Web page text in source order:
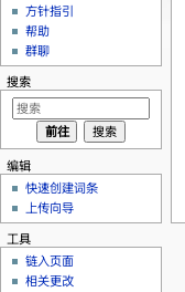
方针指引
帮助
群聊
搜索
编辑
快速创建词条
上传向导
工具
链入页面
相关更改